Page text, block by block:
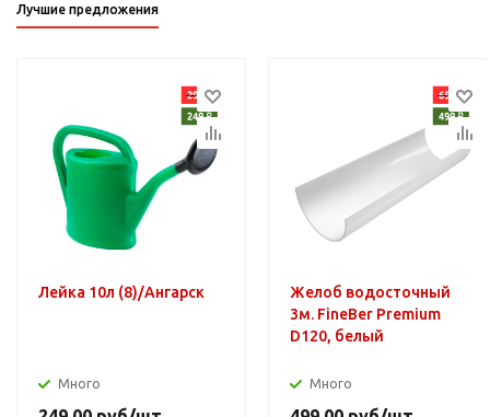
Лучшие предложения
Лейка 10л (8)/Ангарск
Много
Желоб водосточный
3м. FineBer Premium
D120, белый
Много